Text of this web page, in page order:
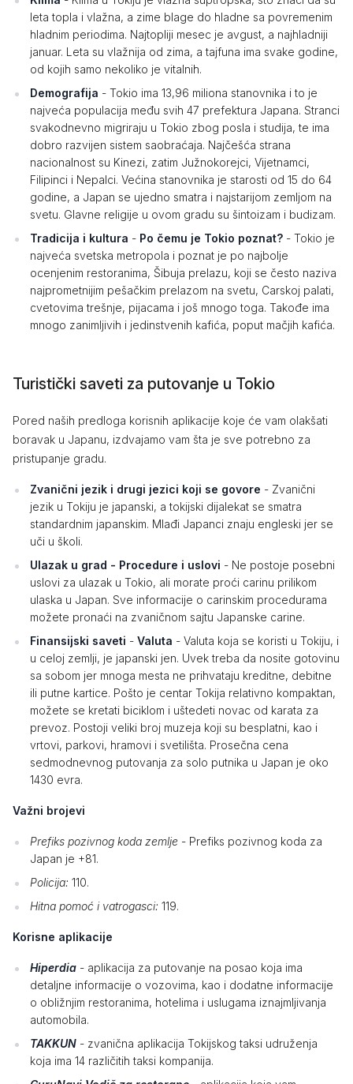
leta topla i vlažna, a zime blage do hladne sa povremenim
hladnim periodima. Najtopliji mesec je avgust, a najhladniji
januar. Leta su vlažnija od zima, a tajfuna ima svake godine,
od kojih samo nekoliko je vitalnih.
Demografija - Tokio ima 13,96 miliona stanovnika i to je
najveća populacija među svih 47 prefektura Japana. Stranci
svakodnevno migriraju u Tokio zbog posla i studija, te ima
dobro razvijen sistem saobraćaja. Najčešća strana
nacionalnost su Kinezi, zatim Južnokorejci, Vijetnamci,
Filipinci i Nepalci. Većina stanovnika je starosti od 15 do 64
godine, a Japan se ujedno smatra i najstarijom zemljom na
svetu. Glavne religije u ovom gradu su šintoizam i budizam.
Tradicija i kultura - Po čemu je Tokio poznat? - Tokio je
najveća svetska metropola i poznat je po najbolje
ocenjenim restoranima, Šibuja prelazu, koji se često naziva
najprometnijim pešačkim prelazom na svetu, Carskoj palati,
cvetovima trešnje, pijacama i još mnogo toga. Takođe ima
mnogo zanimljivih i jedinstvenih kafića, poput mačjih kafića.
Turistički saveti za putovanje u Tokio
Pored naših predloga korisnih aplikacije koje će vam olakšati
boravak u Japanu, izdvajamo vam šta je sve potrebno za
pristupanje gradu.
Zvanični jezik i drugi jezici koji se govore - Zvanični
jezik u Tokiju je japanski, a tokijski dijalekat se smatra
standardnim japanskim. Mlađi Japanci znaju engleski jer se
uči u školi.
Ulazak u grad - Procedure i uslovi - Ne postoje posebni
uslovi za ulazak u Tokio, ali morate proći carinu prilikom
ulaska u Japan. Sve informacije o carinskim procedurama
možete pronaći na zvaničnom sajtu Japanske carine.
Finansijski saveti - Valuta - Valuta koja se koristi u Tokiju, i
u celoj zemlji, je japanski jen. Uvek treba da nosite gotovinu
sa sobom jer mnoga mesta ne prihvataju kreditne, debitne
ili putne kartice. Pošto je centar Tokija relativno kompaktan,
možete se kretati biciklom i uštedeti novac od karata za
prevoz. Postoji veliki broj muzeja koji su besplatni, kao i
vrtovi, parkovi, hramovi i svetilišta. Prosečna cena
sedmodnevnog putovanja za solo putnika u Japan je oko
1430 evra.
Važni brojevi
Prefiks pozivnog koda zemlje - Prefiks pozivnog koda za
Japan je +81.
Policija: 110.
Hitna pomoć i vatrogasci: 119.
Korisne aplikacije
Hiperdia - aplikacija za putovanje na posao koja ima
detaljne informacije o vozovima, kao i dodatne informacije
o obližnjim restoranima, hotelima i uslugama iznajmljivanja
automobila.
TAKKUN - zvanična aplikacija Tokijskog taksi udruženja
koja ima 14 različitih taksi kompanija.